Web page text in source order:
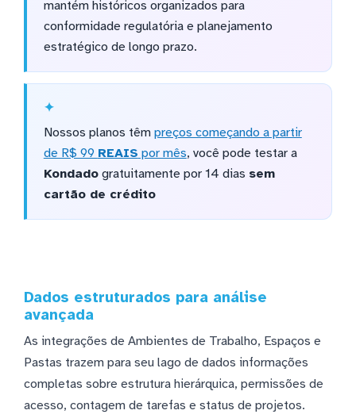
mantém históricos organizados para
conformidade regulatória e planejamento
estratégico de longo prazo.
Nossos planos têm preços começando a partir
de R$ 99 REAIS por mês, você pode testar a
Kondadogratuitamente por 14 dias sem
cartão de crédito
Dados estruturados para análise
avançada
As integrações de Ambientes de Trabalho, Espaços e
Pastas trazem para seu lago de dados informações
completas sobre estrutura hierárquica, permissões de
acesso, contagem de tarefas e status de projetos.